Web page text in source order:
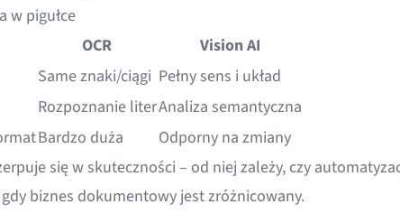
w pigułce
OCR
Vision AI
Same znaki/ciągi Pełny sens i układ
Rozpoznanie literAnaliza semantyczna
Bardzo duża
Odporny na zmiany
się w skuteczności – od niej zależy, czy
biznes dokumentowy jest zróżnicowany.